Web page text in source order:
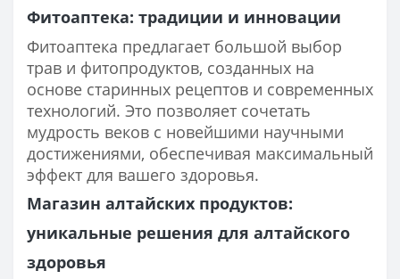
Фитоаптека: традиции и инновации
Фитоаптека предлагает большой выбор
трав и фитопродуктов, созданных на
основе старинных рецептов и современных
технологий. Это позволяет сочетать
мудрость веков с новейшими научными
достижениями, обеспечивая максимальный
эффект для вашего здоровья.
Магазин алтайских продуктов:
уникальные решения для алтайского
здоровья